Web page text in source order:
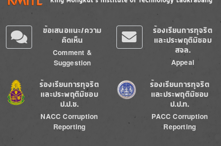
ข้อเสนอแนะ/ความ
คิดเห็น
Comment &
Suggestion
ร้องเรียนการทุจริต
และประพฤติมิชอบ
สจล.
Appeal
Image
ร้องเรียนการทุจริต
และประพฤติมิชอบ
ป.ป.ช.
NACC Corruption
Reporting
Image
ร้องเรียนการทุจริต
และประพฤติมิชอบ
ป.ป.ท.
PACC Corruption
Reporting